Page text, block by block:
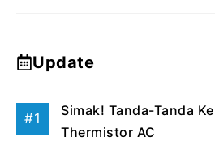
Update
Simak! Tanda-Tanda
Thermistor AC